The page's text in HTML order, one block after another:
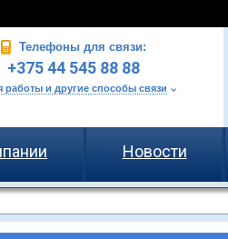
Телефоны для связи:
+375 44 545 88 88
работы и другие способы связи
Новости